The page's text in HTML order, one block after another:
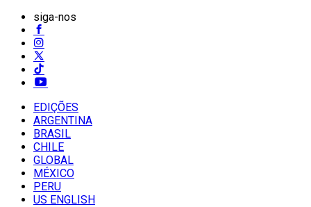
siga-nos
EDIÇÕES
ARGENTINA
BRASIL
CHILE
GLOBAL
MÉXICO
PERU
US ENGLISH